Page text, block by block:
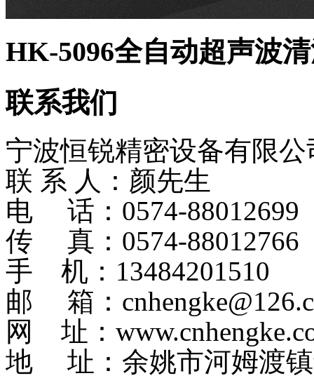
HK-5096全自动超声波
联系我们
宁波恒锐精密设备有限公
联 系 人：颜先生
电 话：0574-88012699
传 真：0574-88012766
手 机：13484201510
邮 箱：
网 址：
地 址：余姚市河姆渡镇